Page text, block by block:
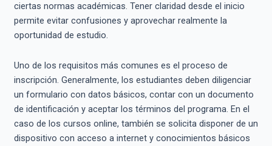
ciertas normas académicas. Tener claridad desde el inicio
permite evitar confusiones y aprovechar realmente la
oportunidad de estudio.
Uno de los requisitos más comunes es el proceso de
inscripción. Generalmente, los estudiantes deben diligenciar
un formulario con datos básicos, contar con un documento
de identificación y aceptar los términos del programa. En el
caso de los cursos online, también se solicita disponer de un
dispositivo con acceso a internet y conocimientos básicos